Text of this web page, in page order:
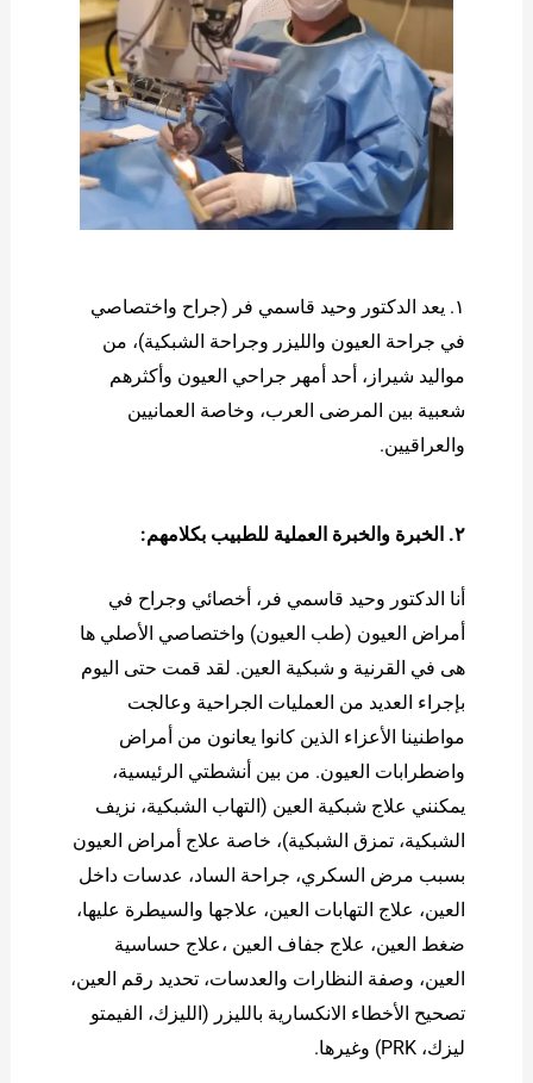
۱. يعد الدكتور وحيد قاسمي فر (جراح واختصاصي
في جراحة العيون والليزر وجراحة الشبكية)، من
مواليد شيراز، أحد أمهر جراحي العيون وأكثرهم
شعبية بين المرضى العرب، وخاصة العمانيين
والعراقيين.
۲. الخبرة والخبرة العملية للطبيب بكلامهم:
أنا الدكتور وحيد قاسمي فر، أخصائي وجراح في
أمراض العيون (طب العيون) واختصاصي الأصلي ها
هی في القرنیة و شبكية العين. لقد قمت حتى اليوم
بإجراء العديد من العمليات الجراحية وعالجت
مواطنينا الأعزاء الذين كانوا يعانون من أمراض
واضطرابات العيون. من بين أنشطتي الرئيسية،
يمكنني علاج شبكية العين (التهاب الشبكية، نزيف
الشبكية، تمزق الشبكية)، خاصة علاج أمراض العيون
بسبب مرض السكري، جراحة الساد، عدسات داخل
العين، علاج التهابات العين، علاجها والسيطرة عليها،
ضغط العين، علاج جفاف العين ،علاج حساسية
العين، وصفة النظارات والعدسات، تحديد رقم العين،
تصحيح الأخطاء الانكسارية بالليزر (الليزك، الفيمتو
ليزك، PRK) وغيرها.